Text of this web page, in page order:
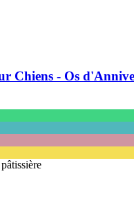
Chiens -​ Os